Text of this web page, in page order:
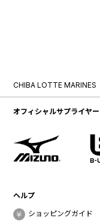
CHIBA LOTTE MARINES
オフィシャルサプライヤー
ヘルプ
ショッピングガイド